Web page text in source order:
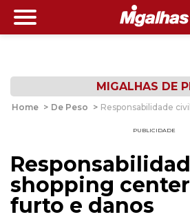
MIGALHAS DE
Home > De Peso > Responsabilidade
PUBLICIDADE
shopping
furto e danos